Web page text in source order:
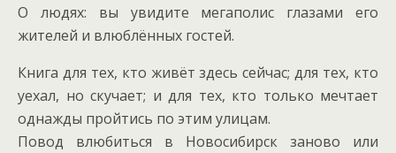
О людях: вы увидите мегаполис глазами его
жителей и влюблённых гостей.
Книга для тех, кто живёт здесь сейчас; для тех, кто
уехал, но скучает; и для тех, кто только мечтает
однажды пройтись по этим улицам.
Повод влюбиться в Новосибирск заново или